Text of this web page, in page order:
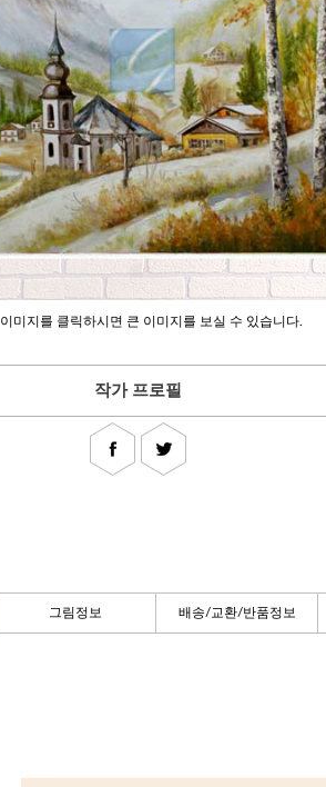
이미지를 클릭하시면 큰 이미지를 보실 수 있습니다.
작가 프로필
그림정보 배송/교환/반품정보